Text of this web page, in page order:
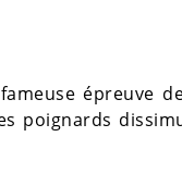
épreuve
poignards